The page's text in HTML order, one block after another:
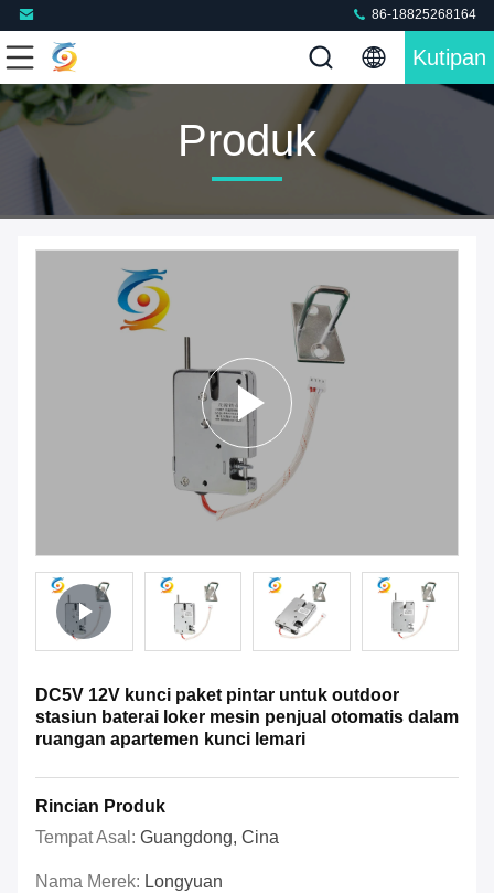
86-18825268164
Kutipan
Produk
DC5V 12V kunci paket pintar untuk outdoor
stasiun baterai loker mesin penjual otomatis dalam
ruangan apartemen kunci lemari
Rincian Produk
Tempat Asal: Guangdong, Cina
Nama Merek: Longyuan